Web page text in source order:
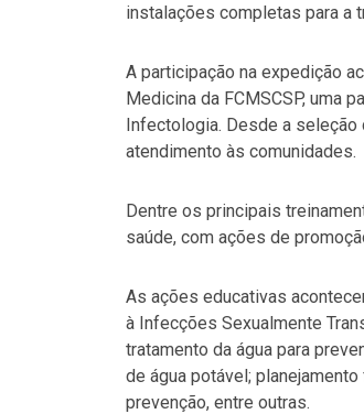
instalações completas para a
A participação na expedição
Medicina da FCMSCSP, uma
Infectologia. Desde a seleção
atendimento às comunidades.
Dentre os principais
saúde, com ações de
As ações educativas
à Infecções Sexualmente
tratamento da água para
de água potável;
prevenção, entre outras.